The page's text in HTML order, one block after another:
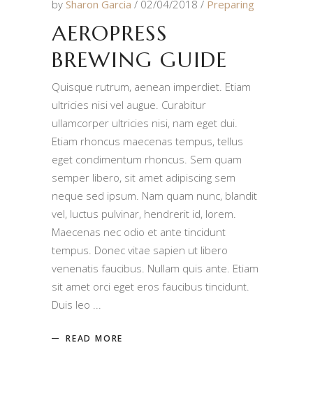
by Sharon Garcia 02/04/2018 Preparing
AEROPRESS
BREWING GUIDE
Quisque rutrum, aenean imperdiet. Etiam
ultricies nisi vel augue. Curabitur
ullamcorper ultricies nisi, nam eget dui.
Etiam rhoncus maecenas tempus, tellus
eget condimentum rhoncus. Sem quam
semper libero, sit amet adipiscing sem
neque sed ipsum. Nam quam nunc, blandit
vel, luctus pulvinar, hendrerit id, lorem.
Maecenas nec odio et ante tincidunt
tempus. Donec vitae sapien ut libero
venenatis faucibus. Nullam quis ante. Etiam
sit amet orci eget eros faucibus tincidunt.
Duis leo
READ MORE